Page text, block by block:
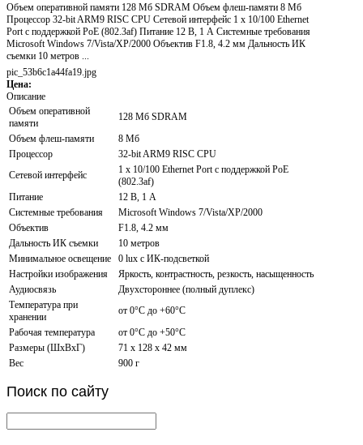
Объем оперативной памяти 128 Мб SDRAM Объем флеш-памяти 8 Mб
Процессор 32-bit ARM9 RISC CPU Сетевой интерфейс 1 x 10/100 Ethernet
Port с поддержкой РоЕ (802.3af) Питание 12 В, 1 А Системные требования
Microsoft Windows 7/Vista/XP/2000 Объектив F1.8, 4.2 мм Дальность ИК
съемки 10 метров ...
pic_53b6c1a44fa19.jpg
Цена:
Описание
Объем оперативной
памяти
128 Мб SDRAM
Объем флеш-памяти
8 Mб
Процессор
32-bit ARM9 RISC CPU
Сетевой интерфейс
1 x 10/100 Ethernet Port с поддержкой РоЕ
(802.3af)
Питание
12 В, 1 А
Системные требования
Microsoft Windows 7/Vista/XP/2000
Объектив
F1.8, 4.2 мм
Дальность ИК съемки
10 метров
Минимальное освещение
0 lux с ИК-подсветкой
Настройки изображения
Яркость, контрастность, резкость, насыщенность
Аудиосвязь
Двухстороннее (полный дуплекс)
Температура при
хранении
от 0°C до +60°C
Рабочая температура
от 0°C до +50°С
Размеры (ШxВxГ)
71 х 128 х 42 мм
Вес
900 г
Поиск по сайту